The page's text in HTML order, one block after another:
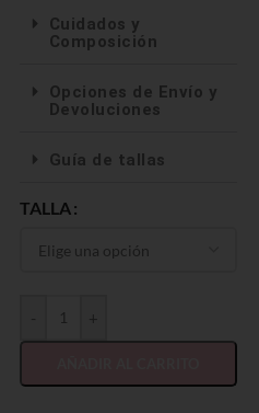
Cuidados y
Composición
Opciones de Envío y
Devoluciones
Guía de tallas
TALLA
+